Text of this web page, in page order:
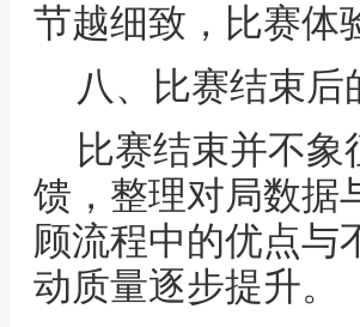
节越细致，比赛体
八、比赛结束后
比赛结束并不
馈，整理对局数据
顾流程中的优点与
动质量逐步提升。